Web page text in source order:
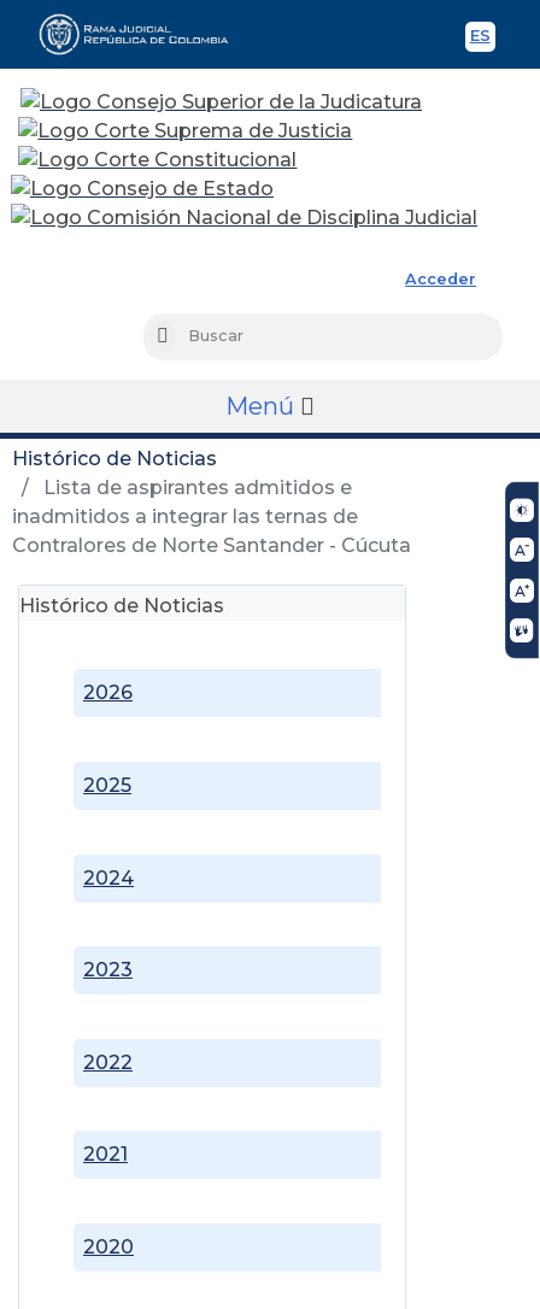
ES
Acceder
Buscar
Menú
Histórico de Noticias
Lista de aspirantes admitidos e
inadmitidos a integrar las ternas de
Contralores de Norte Santander - Cúcuta
Histórico de Noticias
2020
2021
2022
2023
2024
2025
2026